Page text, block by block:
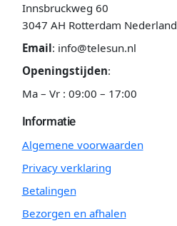
Innsbruckweg 60
3047 AH Rotterdam Nederland
Email: info@telesun.nl
Openingstijden:
Ma – Vr : 09:00 – 17:00
Informatie
Algemene voorwaarden
Privacy verklaring
Betalingen
Bezorgen en afhalen